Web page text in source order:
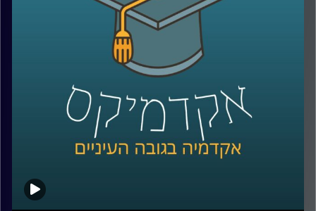
על הקבוצה המבקרת, על הקבוצה המבוקרת
ועל קבוצות חיצוניות לסכסוך .
AudioVersity